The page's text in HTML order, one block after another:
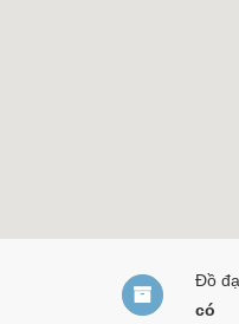
Đồ
có